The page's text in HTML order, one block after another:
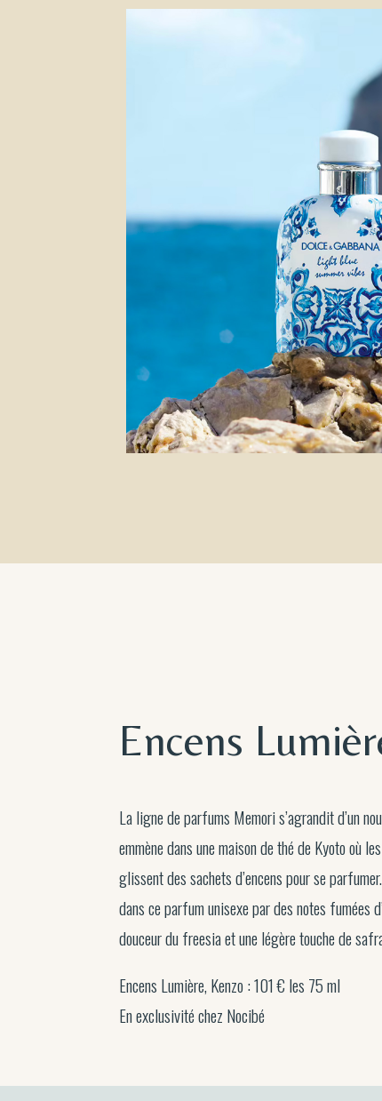
Encens
La ligne de parfums Memori s’agrandit d’un
emmène dans une maison de thé de Kyoto où
glissent des sachets d’encens pour se
dans ce parfum unisexe par des notes fumées
douceur du freesia et une légère touche de
Encens Lumière, Kenzo : 101 € les 75 ml
En exclusivité chez Nocibé